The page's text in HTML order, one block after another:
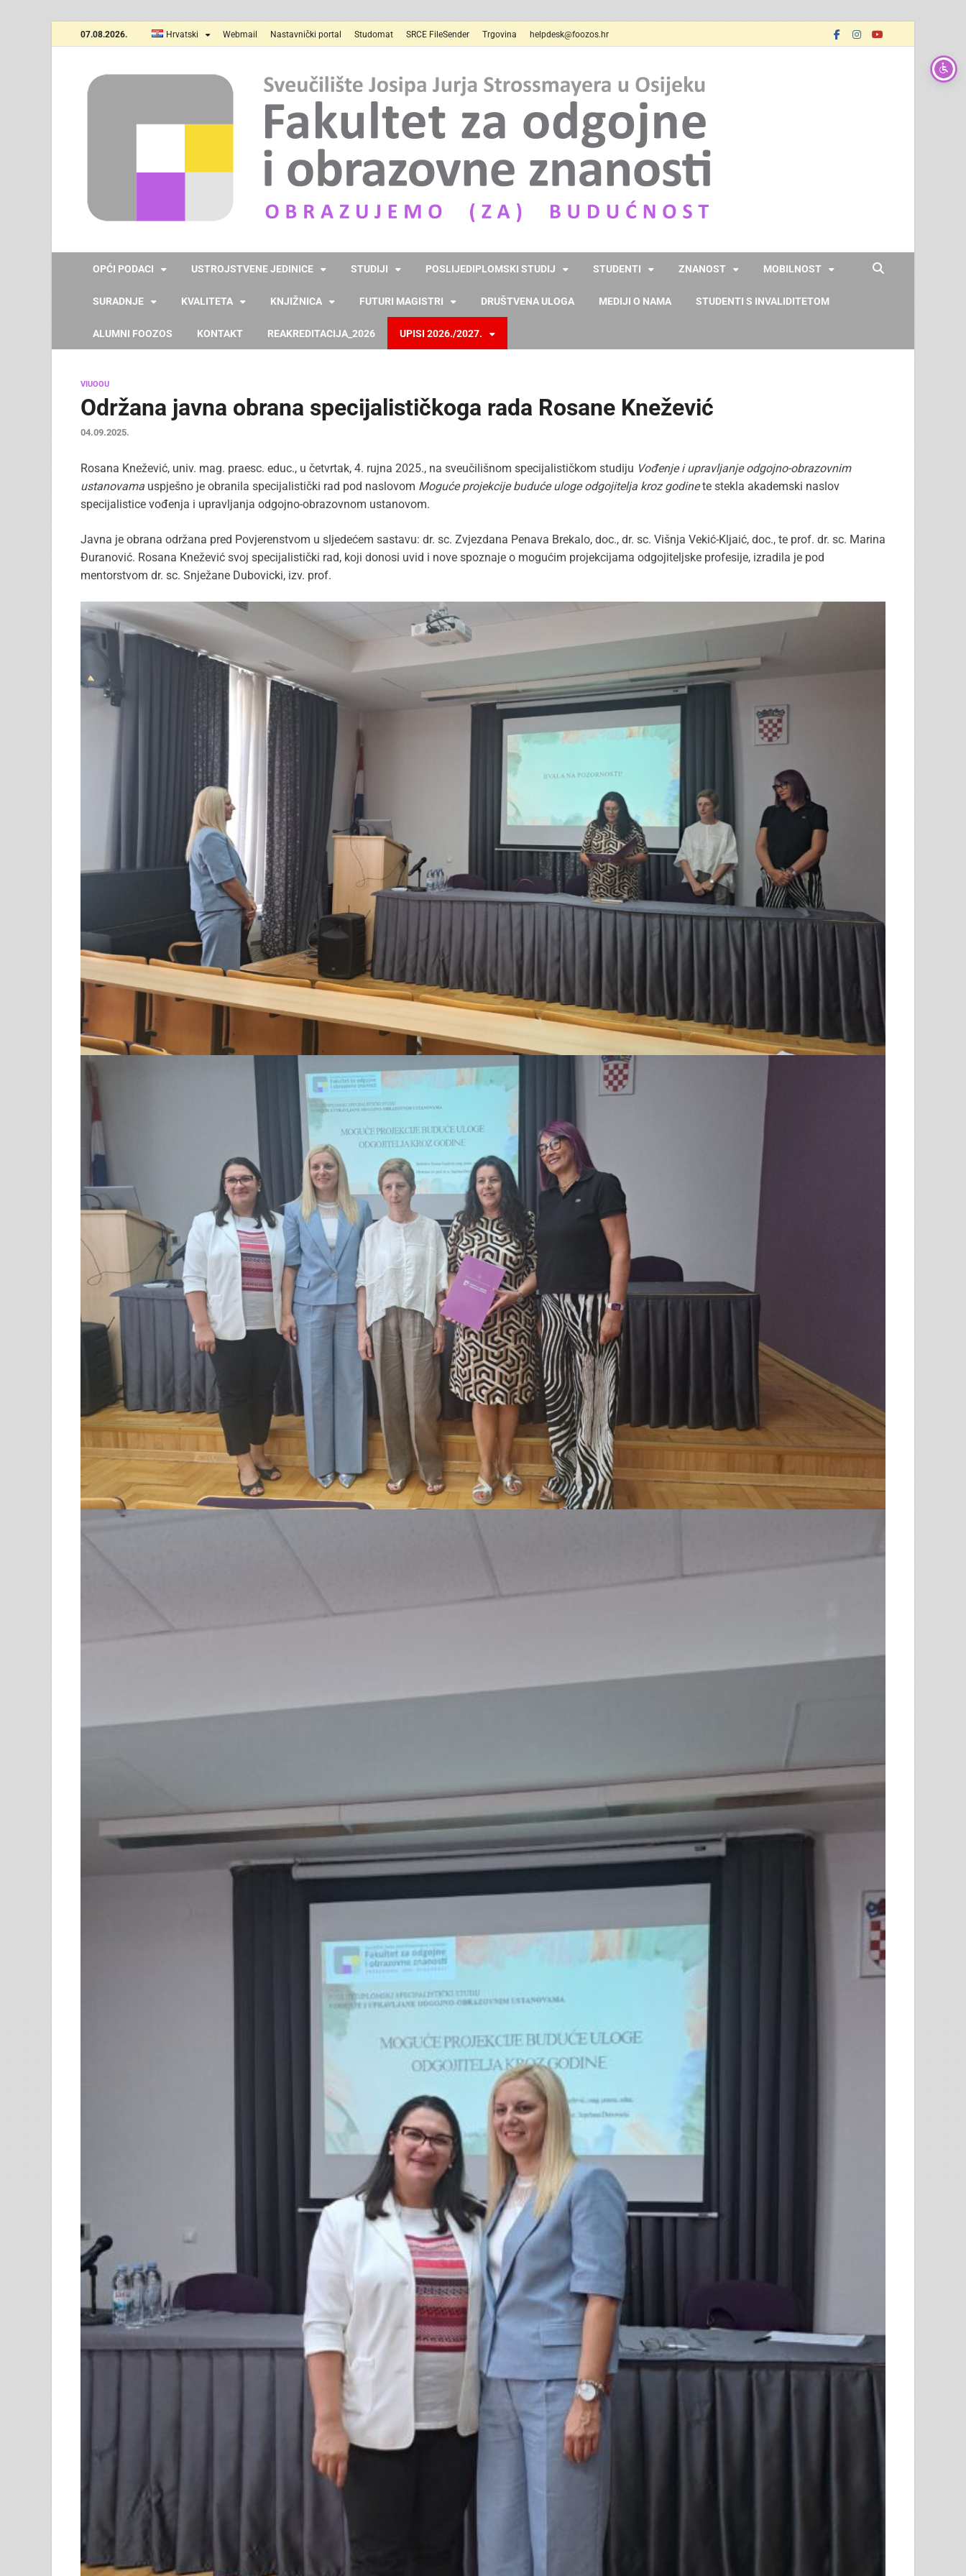
07.08.2026. Hrvatski Webmail Nastavnički portal Studomat SRCE FileSender Trgovina helpdesk@foozos.hr
OPĆI PODACI USTROJSTVENE JEDINICE STUDIJI POSLIJEDIPLOMSKI STUDIJ STUDENTI ZNANOST MOBILNOST
SURADNJE KVALITETA KNJIŽNICA FUTURI MAGISTRI DRUŠTVENA ULOGA MEDIJI O NAMA STUDENTI S INVALIDITETOM
ALUMNI FOOZOS KONTAKT REAKREDITACIJA_2026 UPISI 2026./2027.
VIUOOU
Održana javna obrana specijalističkoga rada Rosane Knežević
04.09.2025.
Rosana Knežević, univ. mag. praesc. educ., u četvrtak, 4. rujna 2025., na sveučilišnom specijalističkom studiju Vođenje i upravljanje odgojno-obrazovnim
ustanovama uspješno je obranila specijalistički rad pod naslovom Moguće projekcije buduće uloge odgojitelja kroz godinete stekla akademski naslov
specijalistice vođenja i upravljanja odgojno-obrazovnom ustanovom.
Javna je obrana održana pred Povjerenstvom u sljedećem sastavu: dr. sc. Zvjezdana Penava Brekalo, doc., dr. sc. Višnja Vekić-Kljaić, doc., te prof. dr. sc. Marina
Đuranović. Rosana Knežević svoj specijalistički rad, koji donosi uvid i nove spoznaje o mogućim projekcijama odgojiteljske profesije, izradila je pod
mentorstvom dr. sc. Snježane Dubovicki, izv. prof.